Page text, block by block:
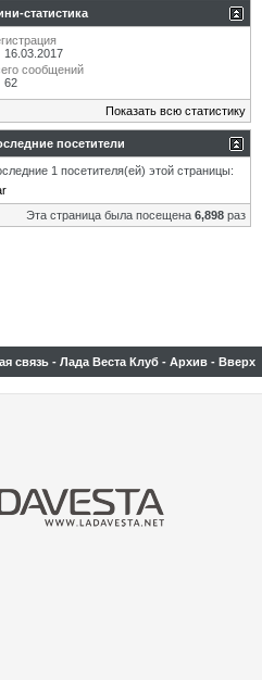
статистика
16.03.2017
сообщений
62
Показать всю статистику
посетители
1 посетителя(ей) этой страницы:
Эта страница была посещена 6,898 раз
связь - Лада Веста Клуб - Архив - Вверх